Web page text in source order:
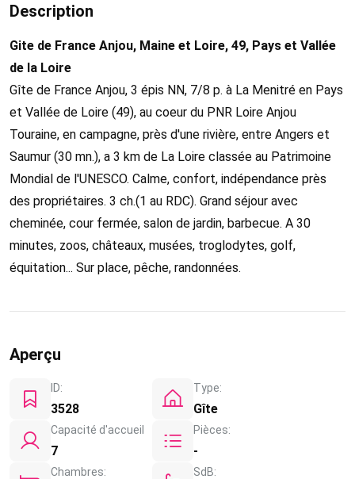
Description
Gite de France Anjou, Maine et Loire, 49, Pays et Vallée
de la Loire
Gîte de France Anjou, 3 épis NN, 7/8 p. à La Menitré en Pays
et Vallée de Loire (49), au coeur du PNR Loire Anjou
Touraine, en campagne, près d'une rivière, entre Angers et
Saumur (30 mn.), a 3 km de La Loire classée au Patrimoine
Mondial de l'UNESCO. Calme, confort, indépendance près
des propriétaires. 3 ch.(1 au RDC). Grand séjour avec
cheminée, cour fermée, salon de jardin, barbecue. A 30
minutes, zoos, châteaux, musées, troglodytes, golf,
équitation... Sur place, pêche, randonnées.
Aperçu
ID:
3528
Type:
Gîte
Capacité d'accueil
7
Pièces:
-
Chambres: SdB: